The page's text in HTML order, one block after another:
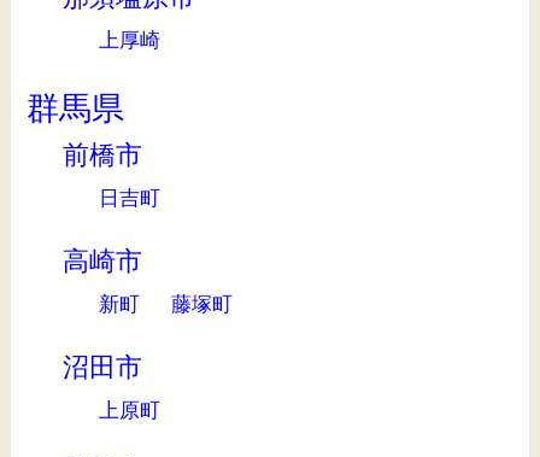
上厚崎
群馬県
前橋市
日吉町
高崎市
新町 藤塚町
沼田市
上原町